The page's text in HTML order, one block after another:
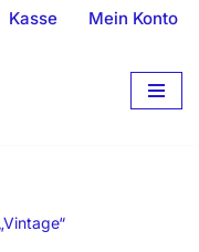
Kasse Mein Konto